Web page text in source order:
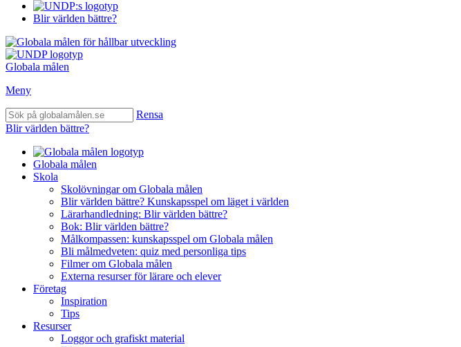
Blir världen bättre?
Globala målen
Meny
Rensa
Blir världen bättre?
Globala målen
Skola
Skolövningar om Globala målen
Blir världen bättre? Kunskapsspel om läget i världen
Lärarhandledning: Blir världen bättre?
Bok: Blir världen bättre?
Målkompassen: kunskapsspel om Globala målen
Bli målmedveten: quiz med personliga tips
Filmer om Globala målen
Externa resurser för lärare och elever
Företag
Inspiration
Tips
Resurser
Loggor och grafiskt material